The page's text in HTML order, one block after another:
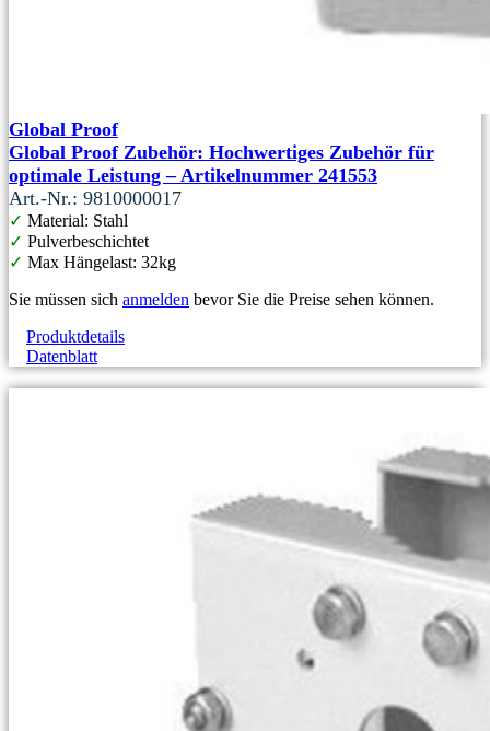
Global Proof
Global Proof Zubehör: Hochwertiges Zubehör für
optimale Leistung – Artikelnummer 241553
Art.-Nr.: 9810000017
✓ Material: Stahl
✓ Pulverbeschichtet
✓ Max Hängelast: 32kg
Sie müssen sich anmelden bevor Sie die Preise sehen können.
Produktdetails
Datenblatt